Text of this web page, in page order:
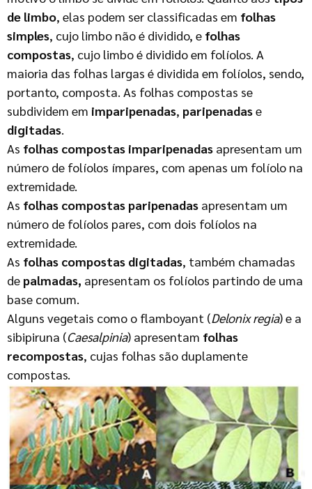
de limbo, elas podem ser classificadas em folhas
simples, cujo limbo não é dividido, e folhas
compostas, cujo limbo é dividido em folíolos. A
maioria das folhas largas é dividida em folíolos, sendo,
portanto, composta. As folhas compostas se
subdividem em imparipenadas, paripenadase
digitadas.
As folhas compostas imparipenadas apresentam um
número de folíolos ímpares, com apenas um folíolo na
extremidade.
As folhas compostas paripenadas apresentam um
número de folíolos pares, com dois folíolos na
extremidade.
As folhas compostas digitadas, também chamadas
de palmadas, apresentam os folíolos partindo de uma
base comum.
Alguns vegetais como o flamboyant (Delonix regia) e a
sibipiruna (Caesalpinia) apresentam folhas
recompostas, cujas folhas são duplamente
compostas.